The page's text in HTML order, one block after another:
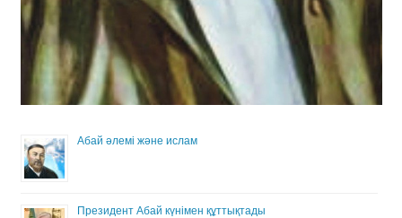
Абай әлемі және ислам
Президент Абай күнімен құттықтады